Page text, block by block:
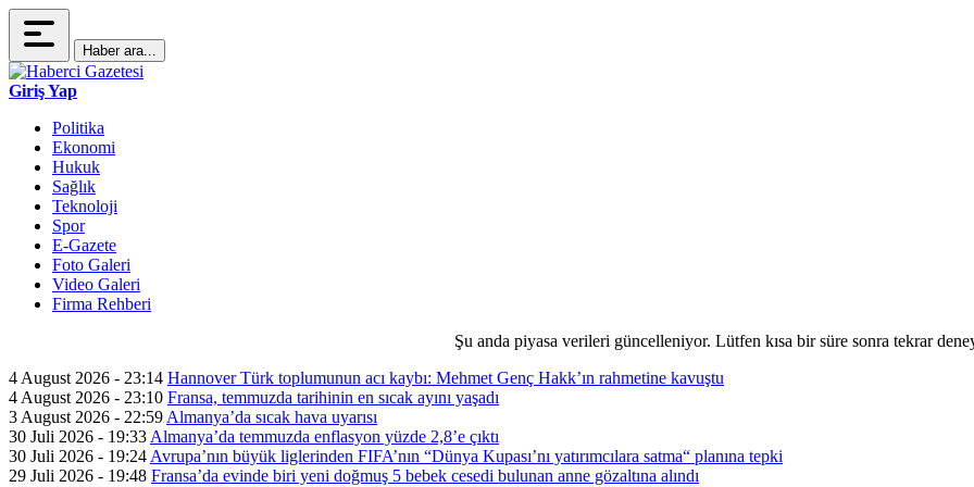
Haber ara...
Giriş Yap
Politika
Ekonomi
Hukuk
Sağlık
Teknoloji
Spor
E-Gazete
Foto Galeri
Video Galeri
Firma Rehberi
Şu anda piyasa verileri güncelleniyor. Lütfen kısa bir süre sonra tekrar
4 August 2026 - 23:14 Hannover Türk toplumunun acı kaybı: Mehmet Genç Hakk’ın rahmetine kavuştu
4 August 2026 - 23:10 Fransa, temmuzda tarihinin en sıcak ayını yaşadı
3 August 2026 - 22:59 Almanya’da sıcak hava uyarısı
30 Juli 2026 - 19:33 Almanya’da temmuzda enflasyon yüzde 2,8’e çıktı
30 Juli 2026 - 19:24 Avrupa’nın büyük liglerinden FIFA’nın “Dünya Kupası’nı yatırımcılara satma“ planına tepki
29 Juli 2026 - 19:48 Fransa’da evinde biri yeni doğmuş 5 bebek cesedi bulunan anne gözaltına alındı